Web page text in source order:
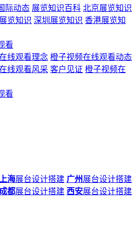
际动态 展览知识百科 北京展览知识
览知识 深圳展览知识 香港展览知
看
线观看理念 橙子视频在线观看动态
线观看风采 客户见证 橙子视频在
看
上海展台设计搭建 广州展台设计搭建
成都展台设计搭建 西安展台设计搭建